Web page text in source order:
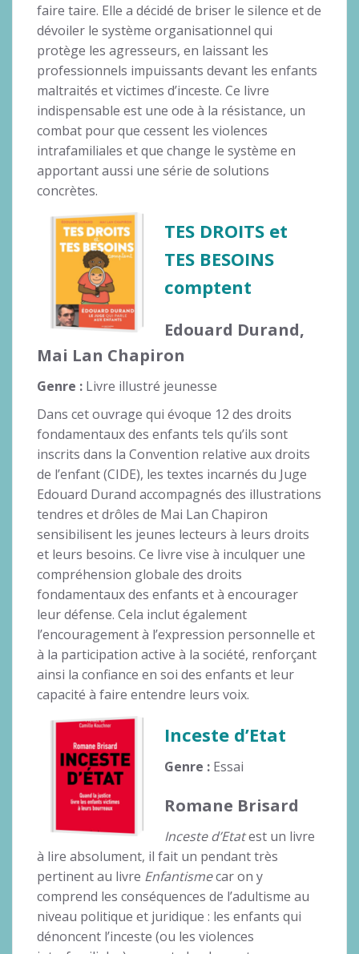
faire taire. Elle a décidé de briser le silence et de
dévoiler le système organisationnel qui
protège les agresseurs, en laissant les
professionnels impuissants devant les enfants
maltraités et victimes d’inceste. Ce livre
indispensable est une ode à la résistance, un
combat pour que cessent les violences
intrafamiliales et que change le système en
apportant aussi une série de solutions
concrètes.
TES DROITS et
TES BESOINS
comptent
Edouard Durand,
Mai Lan Chapiron
Genre : Livre illustré jeunesse
Dans cet ouvrage qui évoque 12 des droits
fondamentaux des enfants tels qu’ils sont
inscrits dans la Convention relative aux droits
de l’enfant (CIDE), les textes incarnés du Juge
Edouard Durand accompagnés des illustrations
tendres et drôles de Mai Lan Chapiron
sensibilisent les jeunes lecteurs à leurs droits
et leurs besoins. Ce livre vise à inculquer une
compréhension globale des droits
fondamentaux des enfants et à encourager
leur défense. Cela inclut également
l’encouragement à l’expression personnelle et
à la participation active à la société, renforçant
ainsi la confiance en soi des enfants et leur
capacité à faire entendre leurs voix.
Inceste d’Etat
Genre : Essai
Romane Brisard
Inceste d’Etatest un livre
à lire absolument, il fait un pendant très
pertinent au livre Enfantismecar on y
comprend les conséquences de l’adultisme au
niveau politique et juridique : les enfants qui
dénoncent l’inceste (ou les violences